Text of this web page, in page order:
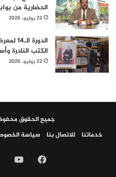
الحضارية من
22 يوليو، 2026
الكتب النادرة
22 يوليو، 2026
جميع الحقوق محفوظة
خدماتنا
للاتصال بنا سياسة
فيسبوك